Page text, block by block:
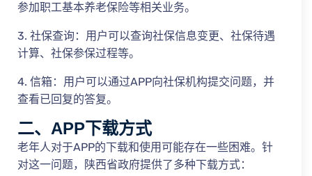
参加职工基本养老保险等相关业务。
3. 社保查询：用户可以查询社保信息变更、社保待遇
计算、社保参保过程等。
4. 信箱：用户可以通过APP向社保机构提交问题，并
查看已回复的答复。
二、APP下载方式
老年人对于APP的下载和使用可能存在一些困难。针
对这一问题，陕西省政府提供了多种下载方式：